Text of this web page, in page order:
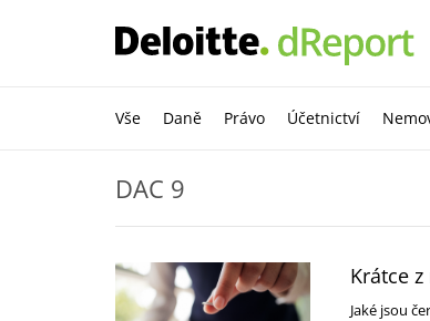
Vše Daně Právo Účetnictví
DAC 9
Krátce
Jaké jsou